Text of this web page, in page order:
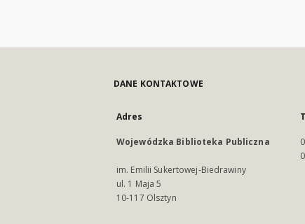
DANE KONTAKTOWE
Adres
Wojewódzka Biblioteka Publiczna
im. Emilii Sukertowej-Biedrawiny
ul. 1 Maja 5
10-117 Olsztyn